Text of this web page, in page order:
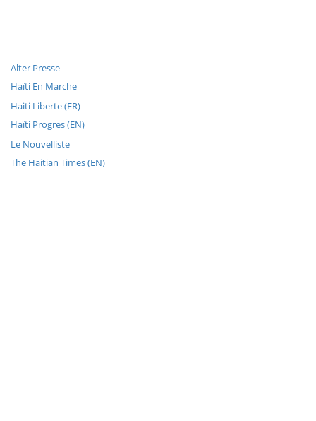
Alter Presse
Haïti En Marche
Haiti Liberte (FR)
Haïti Progres (EN)
Le Nouvelliste
The Haitian Times (EN)